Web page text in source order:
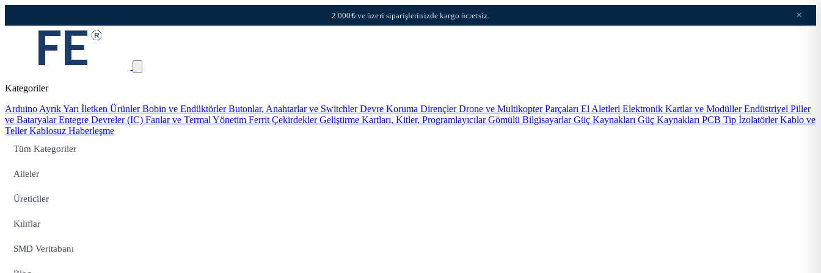
2.000₺ ve üzeri siparişlerinizde kargo ücretsiz. ×
Kategoriler
Arduino Ayrık Yarı İletken ÜrünlerBobin ve EndüktörlerButonlar, Anahtarlar ve SwitchlerDevre Koruma DirençlerDrone ve Multikopter Parçaları El Aletleri Elektronik Kartlar ve ModüllerEndüstriyel Piller
ve BataryalarEntegre Devreler (IC) Fanlar ve Termal Yönetim Ferrit ÇekirdeklerGeliştirme Kartları, Kitler, ProgramlayıcılarGömülü BilgisayarlarGüç Kaynakları Güç Kaynakları PCB Tip İzolatörlerKablo ve
TellerKablosuz Haberleşme
Tüm Kategoriler
Aileler
Üreticiler
Kılıflar
SMD Veritabanı